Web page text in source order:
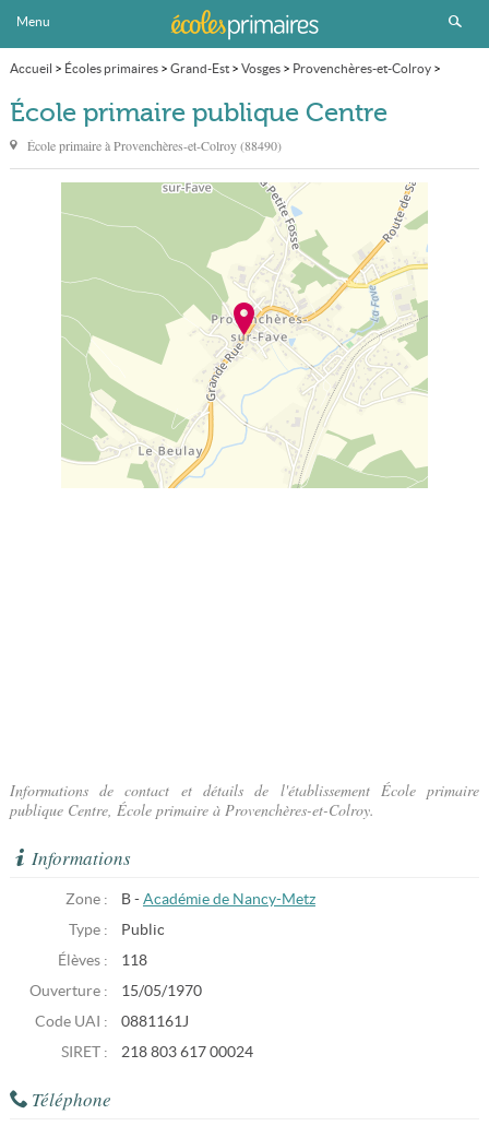
Menu
Accueil > Écoles primaires> Grand-Est> Vosges> Provenchères-et-Colroy>
École primaire publique Centre
École primaire publique Centre
École primaire àProvenchères-et-Colroy(88490)
Informations de contact et détails de l'établissement École primaire
publique Centre, École primaire à Provenchères-et-Colroy.
Informations
Zone : B - Académie de Nancy-Metz
Type :
Public
Élèves :
118
Ouverture :
15/05/1970
Code UAI :
0881161J
SIRET :
218 803 617 00024
Téléphone